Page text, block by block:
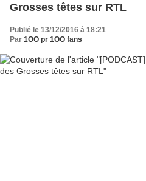
Grosses têtes sur RTL
Publié le 13/12/2016 à 18:21
Par 1OO pr 1OO fans